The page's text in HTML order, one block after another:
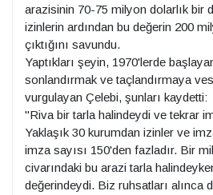
arazisinin 70-75 milyon dolarlık bir
izinlerin ardından bu değerin 200
çıktığını savundu.
Yaptıkları şeyin, 1970'lerde
sonlandırmak ve taçlandırmaya
vurgulayan Çelebi, şunları kaydetti:
"Riva bir tarla halindeydi ve tekrar
Yaklaşık 30 kurumdan izinler ve
imza sayısı 150'den fazladır. Bir
civarındaki bu arazi tarla
değerindeydi. Biz ruhsatları alınca